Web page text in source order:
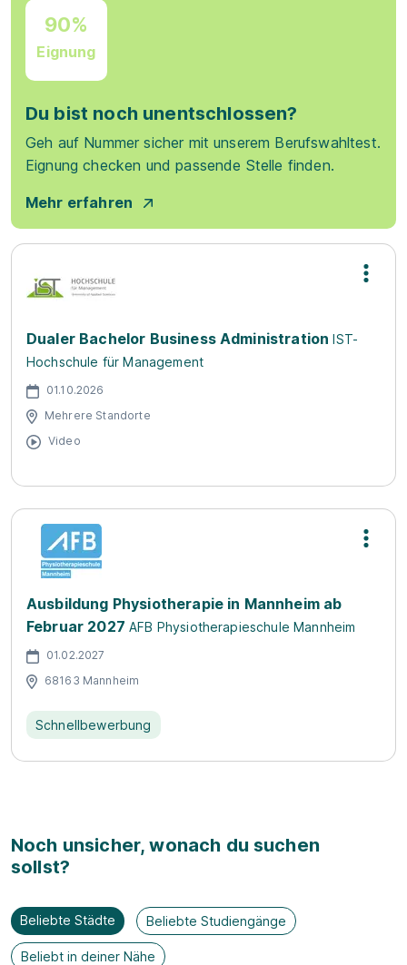
90%
Eignung
Du bist noch unentschlossen?
Geh auf Nummer sicher mit unserem Berufswahltest.
Eignung checken und passende Stelle finden.
Mehr erfahren
Dualer Bachelor Business Administration IST-
Hochschule für Management
01.10.2026
Mehrere Standorte
Video
Ausbildung Physiotherapie in Mannheim ab
Februar 2027 AFB Physiotherapieschule Mannheim
01.02.2027
68163 Mannheim
Schnellbewerbung
Noch unsicher, wonach du suchen
sollst?
Beliebte Städte Beliebte Studiengänge
Beliebt in deiner Nähe